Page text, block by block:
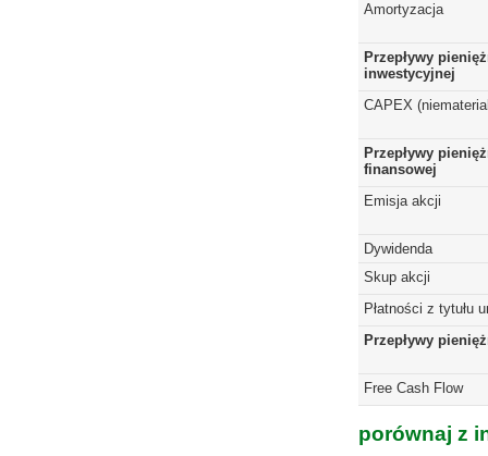
Amortyzacja
Przepływy
inwestycyjnej
CAPEX
Przepływy
finansowej
Emisja akcji
Dywidenda
Skup akcji
Płatności z tytułu
Przepływy
Free Cash Flow
porównaj z